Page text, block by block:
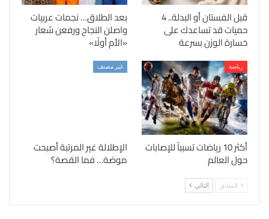
قبل الفستان أو البدلة.. 4
حميات قد تساعدك على
خسارة الوزن بسرعة
بعد الطلاق… نجمات عربيات
واصلن النجاح ورفعن شعار
«الأم أولًا»
رياضة
أكثر 10 رياضات تسبباً للإصابات
حول العالم
غير مصنف
الإطلالة غير المرتبة أصبحت
موضة… فما القصة؟
السابق التالي